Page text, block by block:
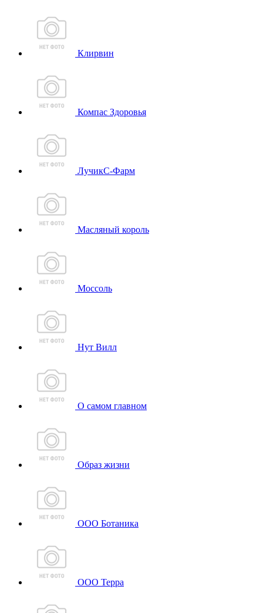
Клирвин
Компас Здоровья
ЛучикС-Фарм
Масляный король
Моссоль
Нут Вилл
О самом главном
Образ жизни
ООО Ботаника
ООО Терра